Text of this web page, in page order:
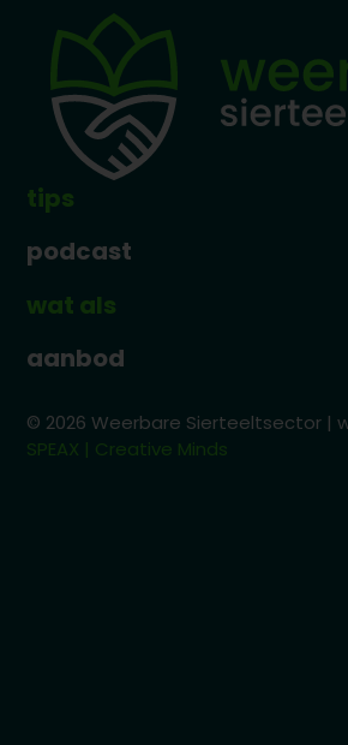
tips
podcast
wat als
aanbod
© 2026 Weerbare Sierteeltsector |
SPEAX | Creative Minds